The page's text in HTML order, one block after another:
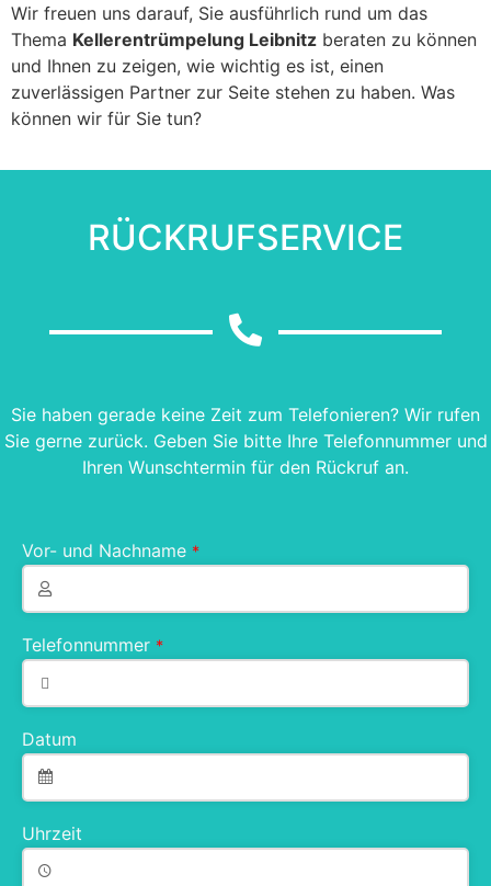
Wir freuen uns darauf, Sie ausführlich rund um das
Thema Kellerentrümpelung Leibnitz beraten zu können
und Ihnen zu zeigen, wie wichtig es ist, einen
zuverlässigen Partner zur Seite stehen zu haben. Was
können wir für Sie tun?
RÜCKRUFSERVICE
Sie haben gerade keine Zeit zum Telefonieren? Wir rufen
Sie gerne zurück. Geben Sie bitte Ihre Telefonnummer und
Ihren Wunschtermin für den Rückruf an.
Vor- und Nachname *
Telefonnummer *
Datum
Uhrzeit